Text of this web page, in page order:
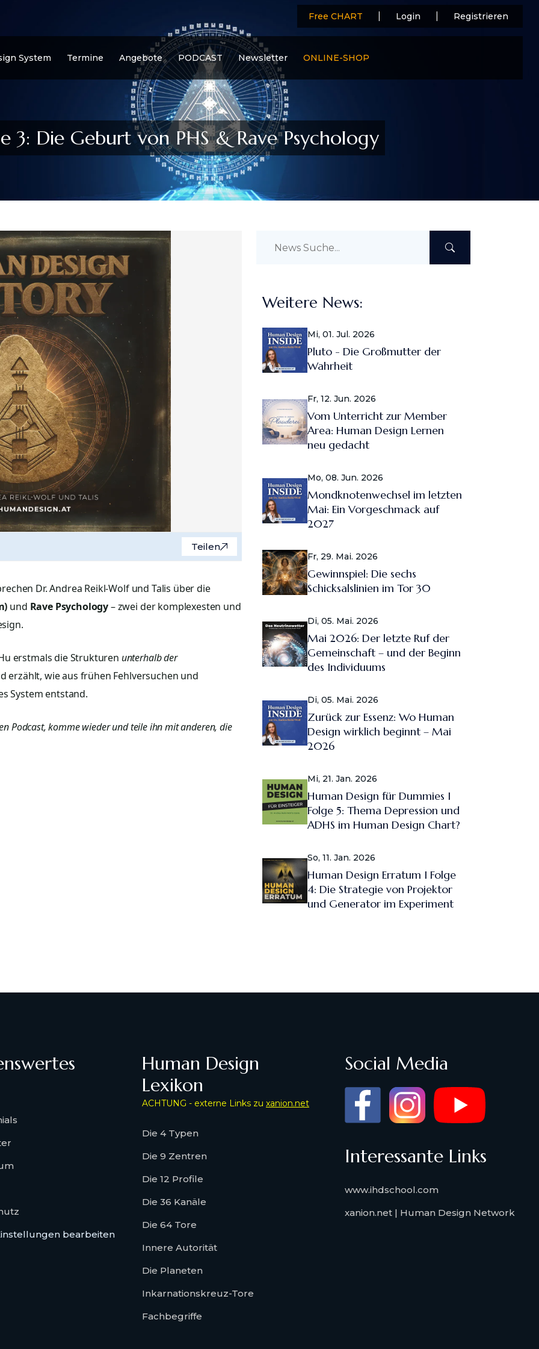
System Termine Angebote PODCAST Newsletter ONLINE-SHOP
Free CHART Login Registrieren
3: Die Geburt von PHS & Rave Psychology
Teilen
Dr. Andrea Reikl-Wolf und Talis über die
und Rave Psychology– zwei der komplexesten und
erstmals die Strukturen unterhalb der
erzählt, wie aus frühen Fehlversuchen und
System entstand.
Podcast, komme wieder und teile ihn mit anderen, die
Weitere News:
Mi, 01. Jul. 2026
Pluto - Die Großmutter der
Wahrheit
Fr, 12. Jun. 2026
Vom Unterricht zur Member
Area: Human Design Lernen
neu gedacht
Mo, 08. Jun. 2026
Mondknotenwechsel im letzten
Mai: Ein Vorgeschmack auf
2027
Fr, 29. Mai. 2026
Gewinnspiel: Die sechs
Schicksalslinien im Tor 30
Di, 05. Mai. 2026
Mai 2026: Der letzte Ruf der
Gemeinschaft – und der Beginn
des Individuums
Di, 05. Mai. 2026
Zurück zur Essenz: Wo Human
Design wirklich beginnt – Mai
2026
Mi, 21. Jan. 2026
Human Design für Dummies I
Folge 5: Thema Depression und
ADHS im Human Design Chart?
So, 11. Jan. 2026
Human Design Erratum I Folge
4: Die Strategie von Projektor
und Generator im Experiment
bearbeiten
Human Design
Lexikon
ACHTUNG - externe Links zu xanion.net
Die 4 Typen
Die 9 Zentren
Die 12 Profile
Die 36 Kanäle
Die 64 Tore
Innere Autorität
Die Planeten
Inkarnationskreuz-Tore
Fachbegriffe
Social Media
Interessante Links
www.ihdschool.com
xanion.net | Human Design Network